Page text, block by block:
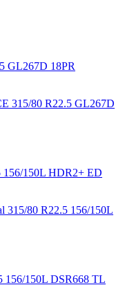
315/80 R22.5 GL267D
315/80 R22.5 156/150L